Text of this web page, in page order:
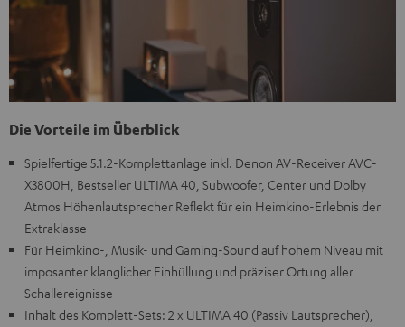
Die Vorteile im Überblick
Spielfertige 5.1.2-Komplettanlage inkl. Denon AV-Receiver AVC-
X3800H, Bestseller ULTIMA 40, Subwoofer, Center und Dolby
Atmos Höhenlautsprecher Reflekt für ein Heimkino-Erlebnis der
Extraklasse
Für Heimkino-, Musik- und Gaming-Sound auf hohem Niveau mit
imposanter klanglicher Einhüllung und präziser Ortung aller
Schallereignisse
Inhalt des Komplett-Sets: 2 x ULTIMA 40 (Passiv Lautsprecher),